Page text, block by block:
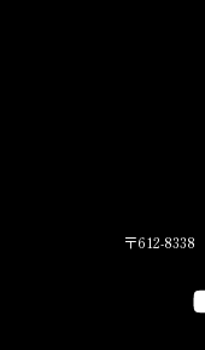
〒612-8338